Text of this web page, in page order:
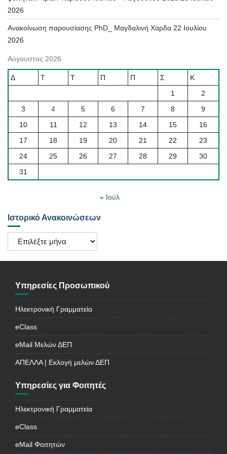
2026
Ανακοίνωση παρουσίασης PhD_ Μαγδαλινή Χάρδα 22 Ιουλίου
2026
Αύγουστος 2026
Δ Τ Τ Π Π Σ
Κ
1
2
3
4 5 6 7 8
9
10
11 12 13 14 15
16
17
18 19 20 21 22
23
24
25 26 27 28 29
30
31
« Ιούλ
Ιστορικό Ανακοινώσεων
Ιστορικό
Ανακοινώσεων
Υπηρεσίες Προσωπικού
Ηλεκτρονική Γραμματεία
eClass
eMail Μελών ΔΕΠ
ΑΠΕΛΛΑ | Εκλογή μελών ΔΕΠ
Υπηρεσίες για Φοιτητές
Ηλεκτρονική Γραμματεία
eClass
eMail Φοιτητών